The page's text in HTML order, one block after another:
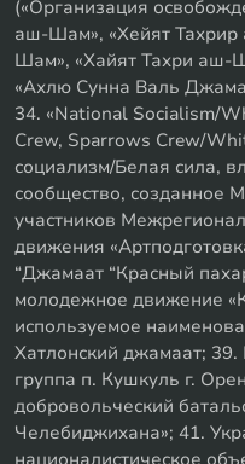
(«Организация
аш-Шам», «Хейят
Шам», «Хайят Тахри аш-
«Ахлю Сунна Валь
34. «National Socialism/
Crew, Sparrows Crew/
социализм/Белая сила,
сообщество, созданное
участников
движения
“Джамаат “Красный
молодежное движение
используемое
Хатлонский джамаат;
группа п. Кушкуль г.
добровольческий
Челебиджихана»; 41.